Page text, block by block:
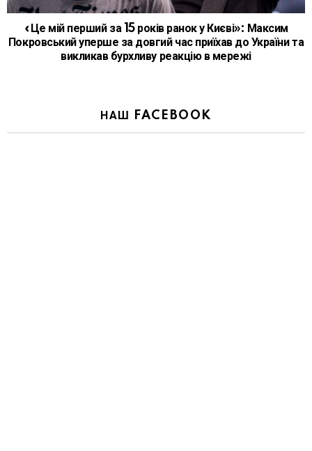
«Це мій перший за 15 років ранок у Києві»: Максим
Покровський уперше за довгий час приїхав до України та
викликав бурхливу реакцію в мережі
НАШ FACEBOOK